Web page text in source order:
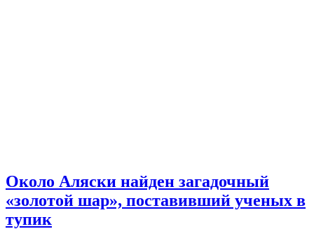
Около Аляски найден загадочный
«золотой шар», поставивший ученых в
тупик